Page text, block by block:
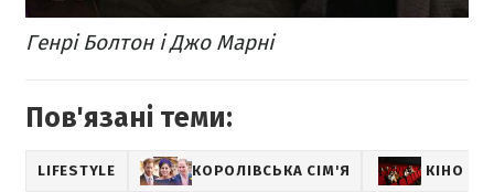
Генрі Болтон і Джо Марні
Пов'язані теми:
LIFESTYLE КОРОЛІВСЬКА СІМ'Я КІНО